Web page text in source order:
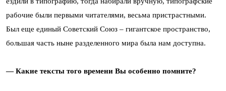
рабочие были первыми читателями, весьма пристрастными.
Был еще единый Советский Союз – гигантское пространство,
большая часть ныне разделенного мира была нам доступна.
— Какие тексты того времени Вы особенно помните?